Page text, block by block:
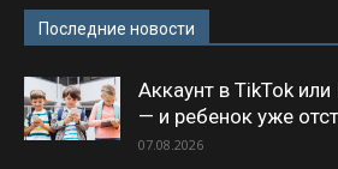
Последние новости
Аккаунт в TikTok
— и ребенок уже
07.08.2026